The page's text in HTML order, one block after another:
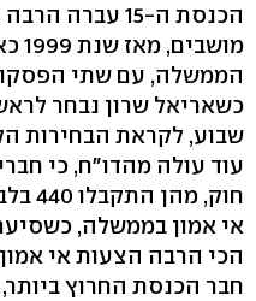
הכנסת ה-15
הממשלה, עם שתי
כשאריאל שרון נבחר
שבוע, לקראת הבחירות
אי אמון בממשלה,
הכי הרבה הצעות אי אמון, 23